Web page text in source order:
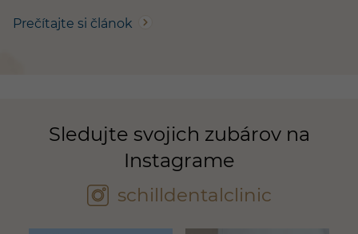
Prečítajte si článok
Sledujte svojich zubárov na
Instagrame
schilldentalclinic